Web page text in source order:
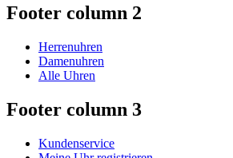
Footer column 2
Herrenuhren
Damenuhren
Alle Uhren
Footer column 3
Kundenservice